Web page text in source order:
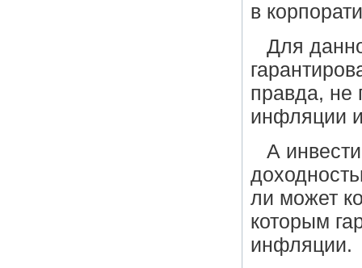
в
Для
правда,
инфляции
А
ли может
которым
инфляции.